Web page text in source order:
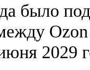
было
2029